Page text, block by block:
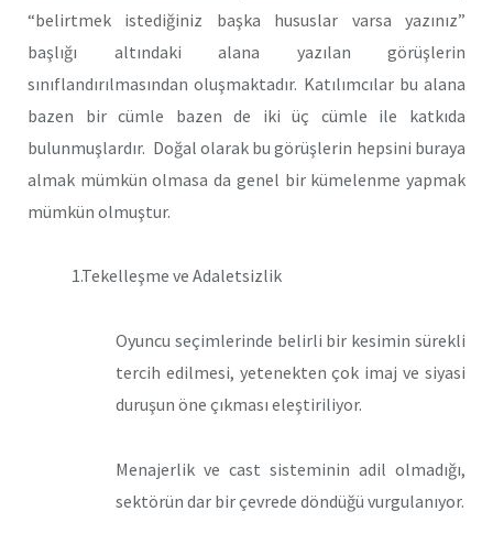
“belirtmek istediğiniz başka hususlar varsa yazınız”
başlığı altındaki alana yazılan görüşlerin
sınıflandırılmasından oluşmaktadır. Katılımcılar bu alana
bazen bir cümle bazen de iki üç cümle ile katkıda
bulunmuşlardır. Doğal olarak bu görüşlerin hepsini buraya
almak mümkün olmasa da genel bir kümelenme yapmak
mümkün olmuştur.
1.Tekelleşme ve Adaletsizlik
Oyuncu seçimlerinde belirli bir kesimin sürekli
tercih edilmesi, yetenekten çok imaj ve siyasi
duruşun öne çıkması eleştiriliyor.
Menajerlik ve cast sisteminin adil olmadığı,
sektörün dar bir çevrede döndüğü vurgulanıyor.